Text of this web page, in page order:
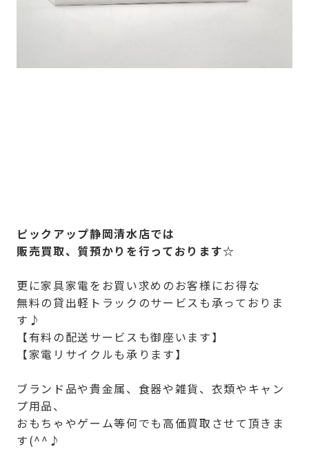
ピックアップ静岡清水店では
販売買取、質預かりを行っております☆
更に家具家電をお買い求めのお客様にお得な
無料の貸出軽トラックのサービスも承っておりま
す♪
【有料の配送サービスも御座います】
【家電リサイクルも承ります】
ブランド品や貴金属、食器や雑貨、衣類やキャン
プ用品、
おもちゃやゲーム等何でも高価買取させて頂きま
す(^^♪